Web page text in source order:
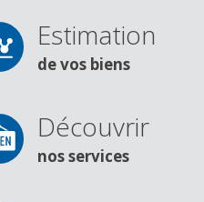
Estimation
de vos biens
Découvrir
nos services